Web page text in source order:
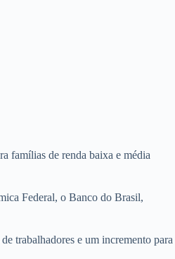
famílias de renda baixa e média
Federal, o Banco do Brasil,
trabalhadores e um incremento para